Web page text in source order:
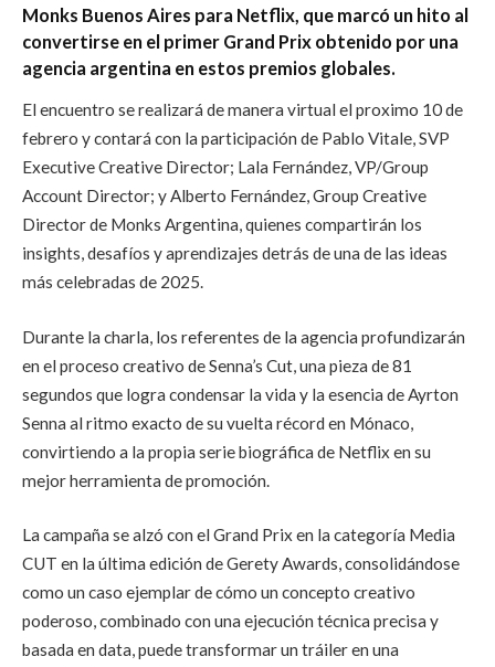
Monks Buenos Aires para Netflix, que marcó un hito al
convertirse en el primer Grand Prix obtenido por una
agencia argentina en estos premios globales.
El encuentro se realizará de manera virtual el proximo 10 de
febrero y contará con la participación de Pablo Vitale, SVP
Executive Creative Director; Lala Fernández, VP/Group
Account Director; y Alberto Fernández, Group Creative
Director de Monks Argentina, quienes compartirán los
insights, desafíos y aprendizajes detrás de una de las ideas
más celebradas de 2025.
Durante la charla, los referentes de la agencia profundizarán
en el proceso creativo de Senna’s Cut, una pieza de 81
segundos que logra condensar la vida y la esencia de Ayrton
Senna al ritmo exacto de su vuelta récord en Mónaco,
convirtiendo a la propia serie biográfica de Netflix en su
mejor herramienta de promoción.
La campaña se alzó con el Grand Prix en la categoría Media
CUT en la última edición de Gerety Awards, consolidándose
como un caso ejemplar de cómo un concepto creativo
poderoso, combinado con una ejecución técnica precisa y
basada en data, puede transformar un tráiler en una